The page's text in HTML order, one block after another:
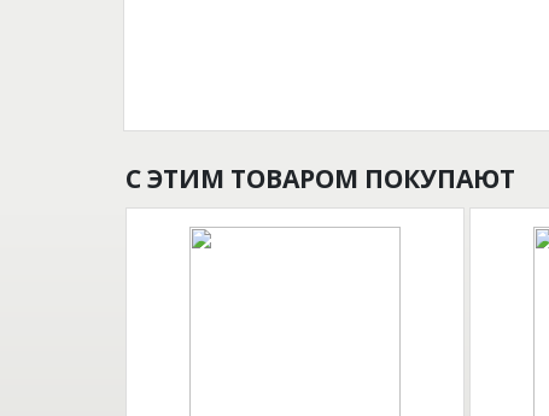
С ЭТИМ ТОВАРОМ ПОКУПАЮТ